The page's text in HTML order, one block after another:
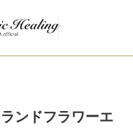
ンドフラワーエ